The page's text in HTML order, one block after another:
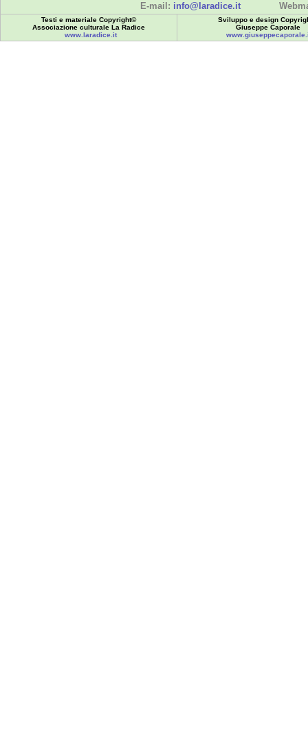
E-mail: info@laradice.it
Testi e materiale Copyright©
Associazione culturale La Radice
www.laradice.it
Sviluppo e design
Giuseppe Caporale